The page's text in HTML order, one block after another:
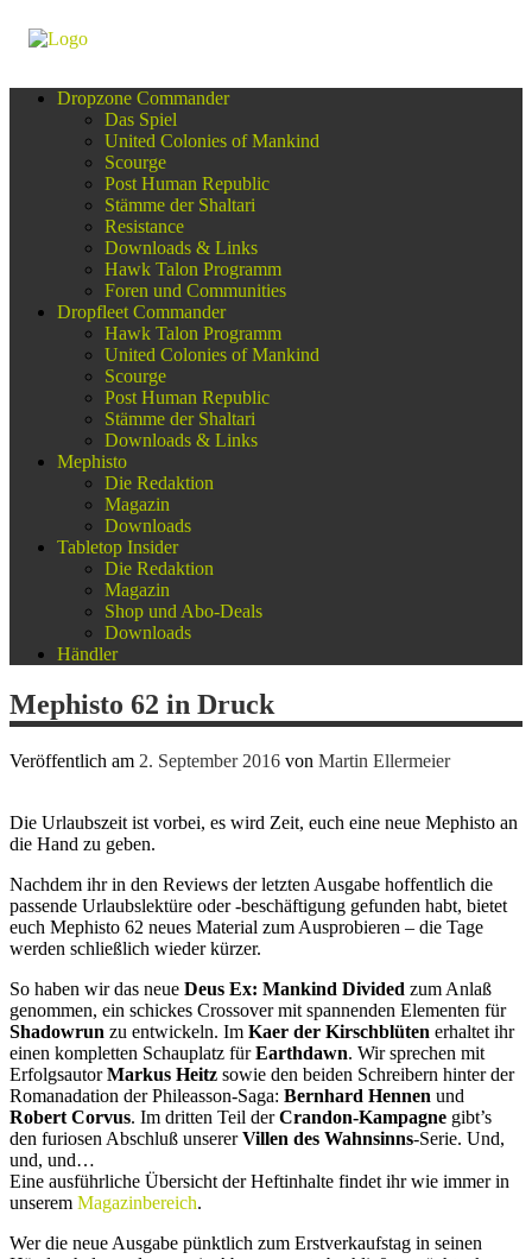
Dropzone Commander
Das Spiel
United Colonies of Mankind
Scourge
Post Human Republic
Stämme der Shaltari
Resistance
Downloads & Links
Hawk Talon Programm
Foren und Communities
Dropfleet Commander
Hawk Talon Programm
United Colonies of Mankind
Scourge
Post Human Republic
Stämme der Shaltari
Downloads & Links
Mephisto
Die Redaktion
Magazin
Downloads
Tabletop Insider
Die Redaktion
Magazin
Shop und Abo-Deals
Downloads
Händler
Mephisto 62 in Druck
Veröffentlich am 2. September 2016 von Martin Ellermeier
Die Urlaubszeit ist vorbei, es wird Zeit, euch eine neue Mephisto an
die Hand zu geben.
Nachdem ihr in den Reviews der letzten Ausgabe hoffentlich die
passende Urlaubslektüre oder -beschäftigung gefunden habt, bietet
euch Mephisto 62 neues Material zum Ausprobieren – die Tage
werden schließlich wieder kürzer.
So haben wir das neue Deus Ex: Mankind Divided zum Anlaß
genommen, ein schickes Crossover mit spannenden Elementen für
Shadowrun zu entwickeln. Im Kaer der Kirschblüten erhaltet ihr
einen kompletten Schauplatz fürEarthdawn. Wir sprechen mit
ErfolgsautorMarkus Heitz sowie den beiden Schreibern hinter der
Romanadation der Phileasson-Saga: Bernhard Hennen und
Robert Corvus. Im dritten Teil derCrandon-Kampagne gibt’s
den furiosen Abschluß unsererVillen des Wahnsinns-Serie. Und,
und, und…
Eine ausführliche Übersicht der Heftinhalte findet ihr wie immer in
unserem Magazinbereich.
Wer die neue Ausgabe pünktlich zum Erstverkaufstag in seinen